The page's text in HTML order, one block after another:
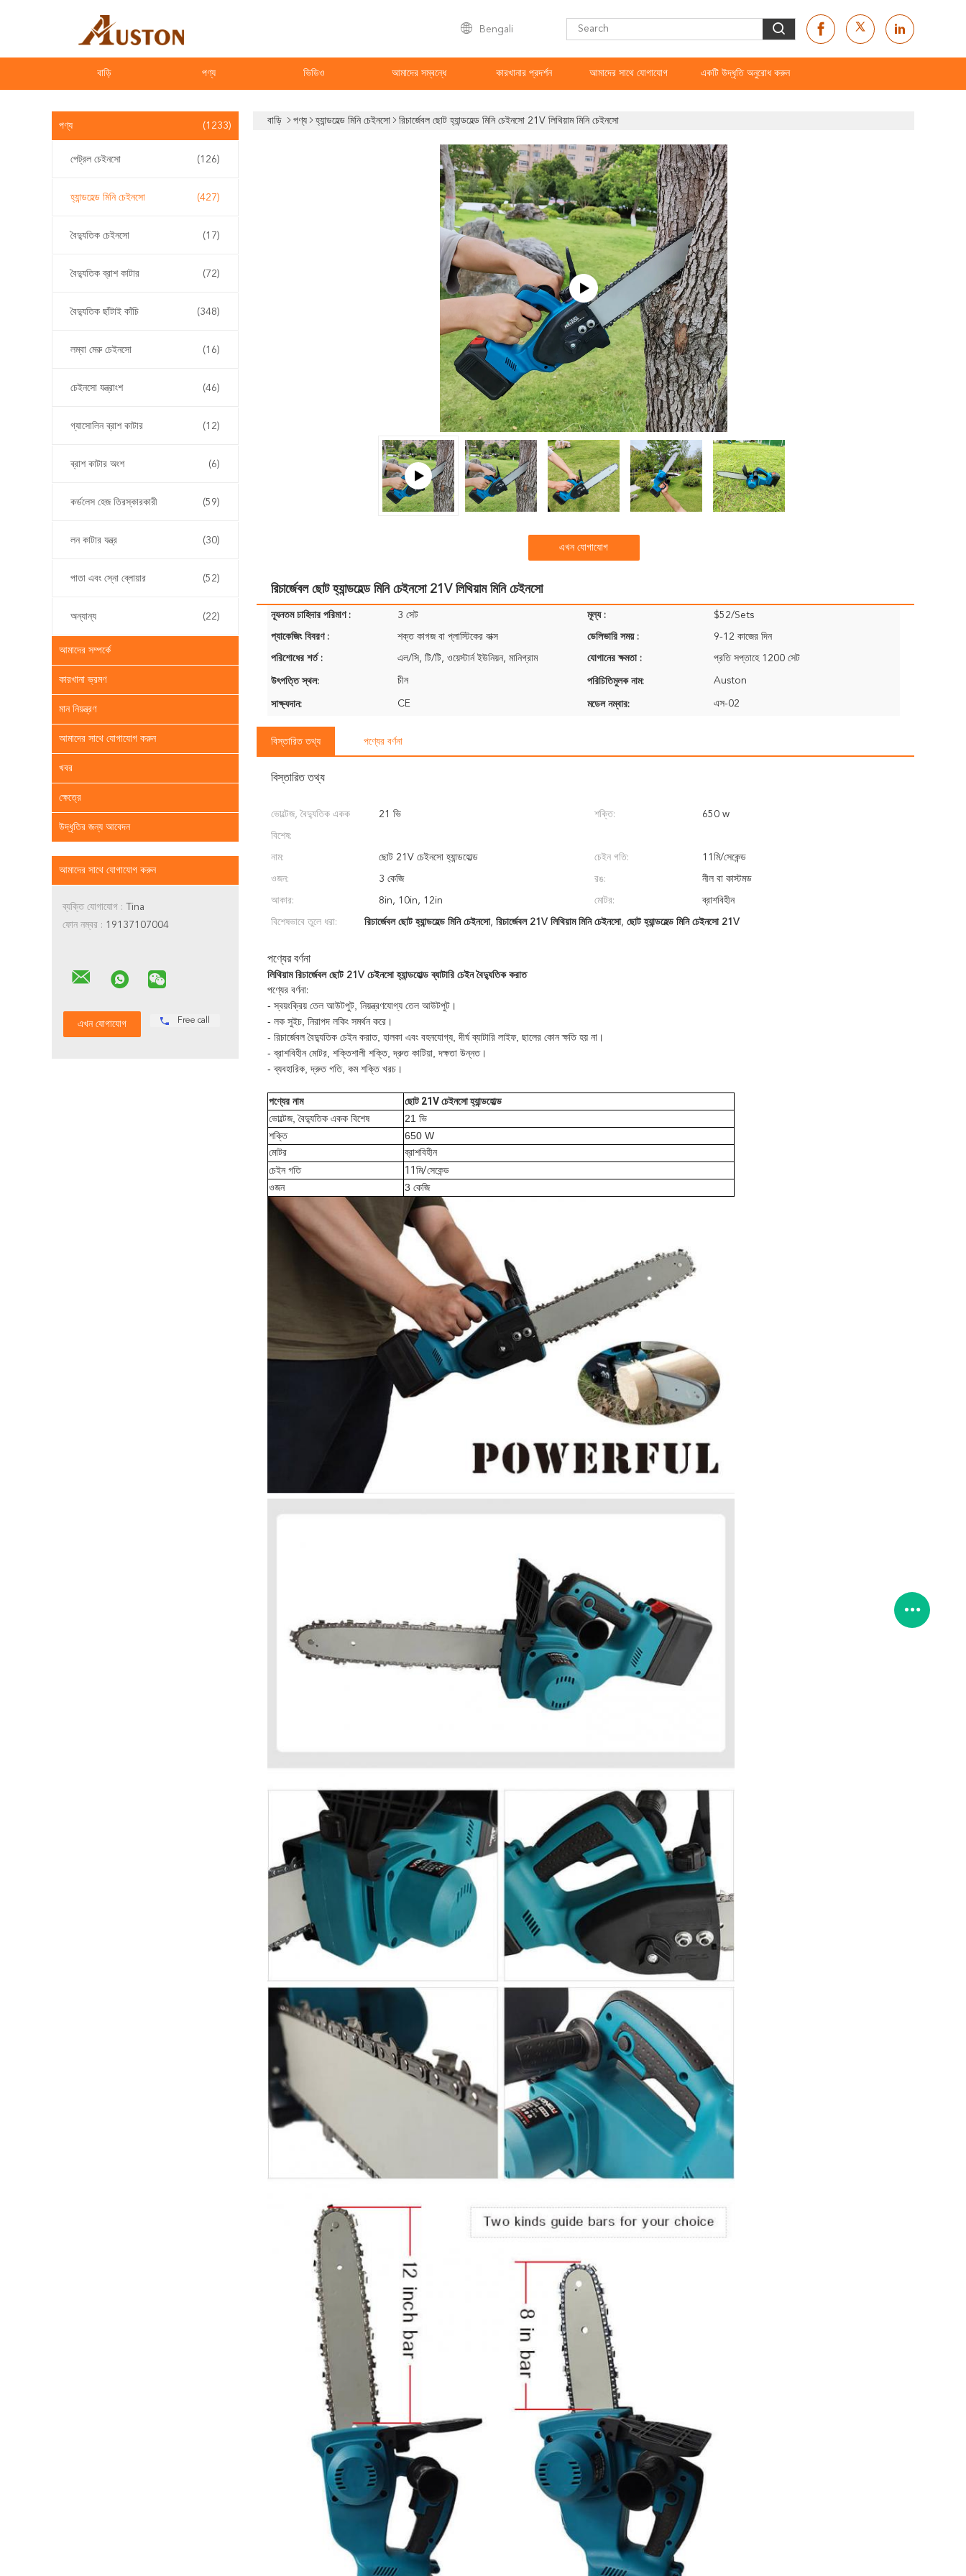
Bengali
বাড়ি পণ্য ভিডিও আমাদের সম্বন্ধে কারখানার প্রদর্শন আমাদের সাথে যোগাযোগ একটি উদ্ধৃতি অনুরোধ করুন
পণ্য (1233)
পেট্রল চেইনসো (126)
হ্যান্ডহেল্ড মিনি চেইনসো (427)
বৈদ্যুতিক চেইনসো (17)
বৈদ্যুতিক ব্রাশ কাটার (72)
বৈদ্যুতিক ছাঁটাই কাঁচি (348)
লম্বা মেরু চেইনসো (16)
চেইনসো যন্ত্রাংশ (46)
গ্যাসোলিন ব্রাশ কাটার (12)
ব্রাশ কাটার অংশ (6)
কর্ডলেস হেজ তিরস্কারকারী (59)
লন কাটার যন্ত্র (30)
পাতা এবং স্নো ব্লোয়ার (52)
অন্যান্য (22)
আমাদের সম্পর্কে
কারখানা ভ্রমণ
মান নিয়ন্ত্রণ
আমাদের সাথে যোগাযোগ করুন
খবর
ক্ষেত্রে
উদ্ধৃতির জন্য আবেদন
আমাদের সাথে যোগাযোগ করুন
ব্যক্তি যোগাযোগ : Tina
ফোন নম্বর : 19137107004
Free call
বাড়ি পণ্য হ্যান্ডহেল্ড মিনি চেইনসো রিচার্জেবল ছোট হ্যান্ডহেল্ড মিনি চেইনসো 21V লিথিয়াম মিনি চেইনসো
এখন যোগাযোগ
রিচার্জেবল ছোট হ্যান্ডহেল্ড মিনি চেইনসো 21V লিথিয়াম মিনি চেইনসো
ন্যূনতম চাহিদার পরিমাণ : 3 সেট মূল্য : $52/Sets
প্যাকেজিং বিবরণ : শক্ত কাগজ বা প্লাস্টিকের বাক্স ডেলিভারি সময় : 9-12 কাজের দিন
পরিশোধের শর্ত : এল/সি, টি/টি, ওয়েস্টার্ন ইউনিয়ন, মানিগ্রাম যোগানের ক্ষমতা : প্রতি সপ্তাহে 1200 সেট
উৎপত্তি স্থল: চীন পরিচিতিমুলক নাম: Auston
সাক্ষ্যদান: CE মডেল নম্বার: এস-02
বিস্তারিত তথ্য পণ্যের বর্ণনা
বিস্তারিত তথ্য
ভোল্টেজ, বৈদ্যুতিক একক
বিশেষ:
21 ভি শক্তি: 650 w
নাম: ছোট 21V চেইনসো হ্যান্ডহোল্ড চেইন গতি: 11মি/সেকেন্ড
ওজন: 3 কেজি রঙ: নীল বা কাস্টমড
আকার: 8in, 10in, 12in মোটর: ব্রাশবিহীন
বিশেষভাবে তুলে ধরা: রিচার্জেবল ছোট হ্যান্ডহেল্ড মিনি চেইনসো, রিচার্জেবল 21V লিথিয়াম মিনি চেইনসো, ছোট হ্যান্ডহেল্ড মিনি চেইনসো 21V
পণ্যের বর্ণনা
লিথিয়াম রিচার্জেবল ছোট 21V চেইনসো হ্যান্ডহোল্ড ব্যাটারি চেইন বৈদ্যুতিক করাত
পণ্যের বর্ণনা:
- স্বয়ংক্রিয় তেল আউটপুট, নিয়ন্ত্রণযোগ্য তেল আউটপুট।
- লক সুইচ, নিরাপদ লকিং সমর্থন করে।
- রিচার্জেবল বৈদ্যুতিক চেইন করাত, হালকা এবং বহনযোগ্য, দীর্ঘ ব্যাটারি লাইফ, ছালের কোন ক্ষতি হয় না।
- ব্রাশবিহীন মোটর, শক্তিশালী শক্তি, দ্রুত কাটিয়া, দক্ষতা উন্নত।
- ব্যবহারিক, দ্রুত গতি, কম শক্তি খরচ।
পণ্যের নাম
ছোট 21V চেইনসো হ্যান্ডহোল্ড
ভোল্টেজ, বৈদ্যুতিক একক বিশেষ
21 ভি
শক্তি
650 W
মোটর ব্রাশবিহীন
চেইন গতি
11মি/সেকেন্ড
ওজন
3 কেজি